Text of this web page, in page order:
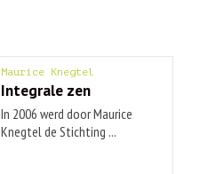
Maurice Knegtel
Integrale zen
In 2006 werd door Maurice
Knegtel de Stichting ...